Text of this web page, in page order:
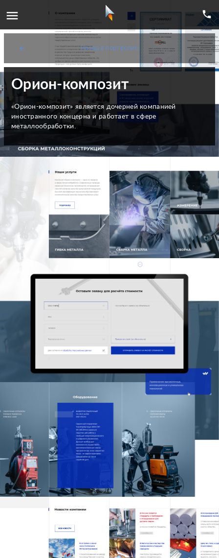
menu phone
arrow_back Назад в портфолио
Орион-композит
«Орион-композит» является дочерней компанией
иностранного концерна и работает в сфере
металлообработки.